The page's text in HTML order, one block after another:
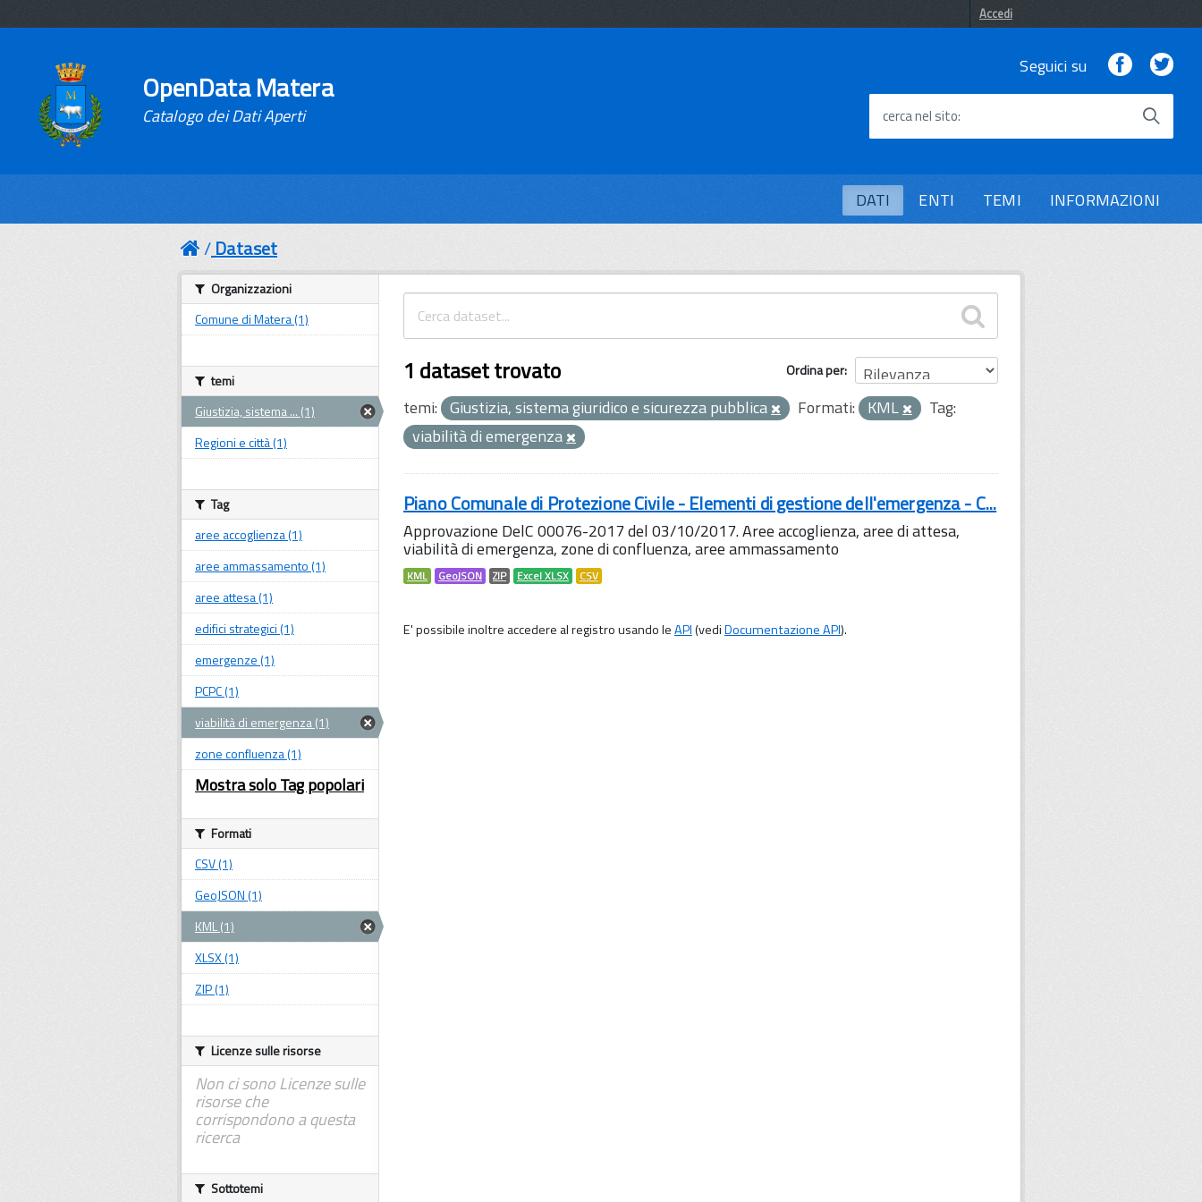
Accedi
OpenData Matera
Catalogo dei Dati Aperti
Seguici su Facebook
cerca nel sito
DATI ENTI TEMI INFORMAZIONI
Dataset
Ordina per
1 dataset trovato
temi: Giustizia, sistema giuridico e sicurezza pubblica Formati: KML
Tag:
viabilità di emergenza
Piano Comunale di Protezione Civile - Elementi di gestione dell'emergenza - C...
Approvazione DelC 00076-2017 del 03/10/2017. Aree accoglienza, aree di attesa,
viabilità di emergenza, zone di confluenza, aree ammassamento
KML GeoJSON ZIP Excel XLSX CSV
E' possibile inoltre accedere al registro usando leAPI(vediDocumentazione API).
Organizzazioni
Comune di Matera (1)
temi
Giustizia, sistema ... (1)
Regioni e città (1)
Tag
aree accoglienza (1)
aree ammassamento (1)
aree attesa (1)
edifici strategici (1)
emergenze (1)
PCPC (1)
viabilità di emergenza (1)
zone confluenza (1)
Mostra solo Tag popolari
Formati
CSV (1)
GeoJSON (1)
KML (1)
XLSX (1)
ZIP (1)
Licenze sulle risorse
Non ci sono Licenze sulle
risorse che
corrispondono a questa
ricerca
Sottotemi